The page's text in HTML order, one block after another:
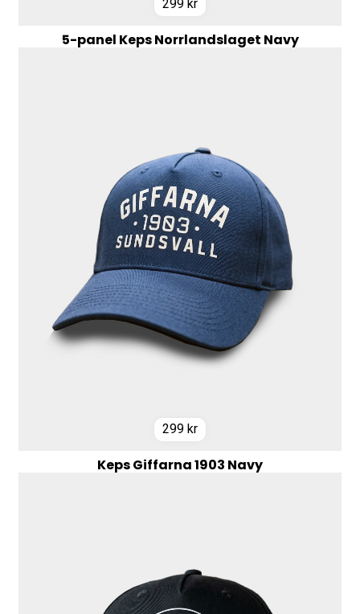
299 kr
5-panel Keps Norrlandslaget Navy
299 kr
Keps Giffarna 1903 Navy